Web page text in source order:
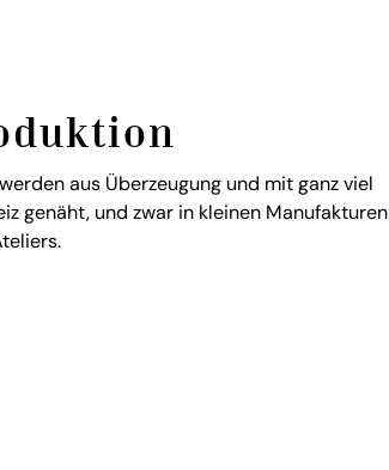
werden aus Überzeugung und mit ganz viel
genäht, und zwar in kleinen Manufakturen